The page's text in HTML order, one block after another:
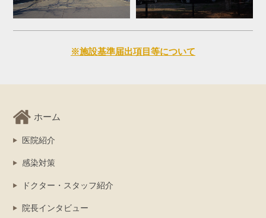
※施設基準届出項目等について
ホーム
医院紹介
感染対策
ドクター・スタッフ紹介
院長インタビュー